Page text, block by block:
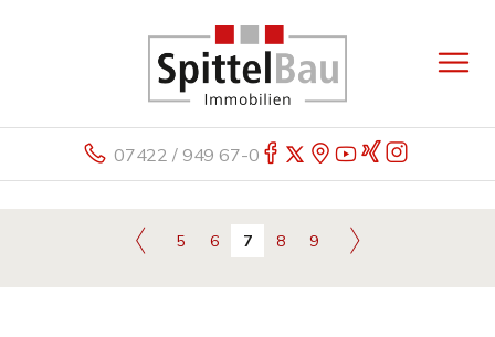
07422 / 949 67-0
5 6 7 8 9